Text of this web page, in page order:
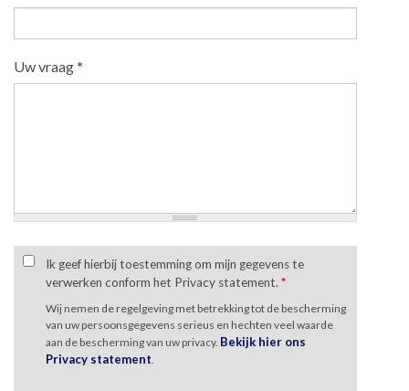
Uw vraag *
Ik geef hierbij toestemming om mijn gegevens te
verwerken conform het Privacy statement. *
Wij nemen de regelgeving met betrekking tot de bescherming
van uw persoonsgegevens serieus en hechten veel waarde
aan de bescherming van uw privacy. Bekijk hier ons
Privacy statement.